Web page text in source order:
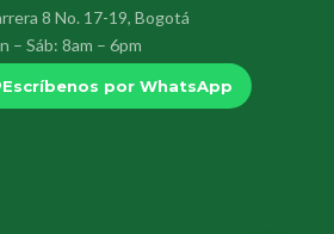
8 No. 17-19, Bogotá
– Sáb: 8am – 6pm
Escríbenos por WhatsApp